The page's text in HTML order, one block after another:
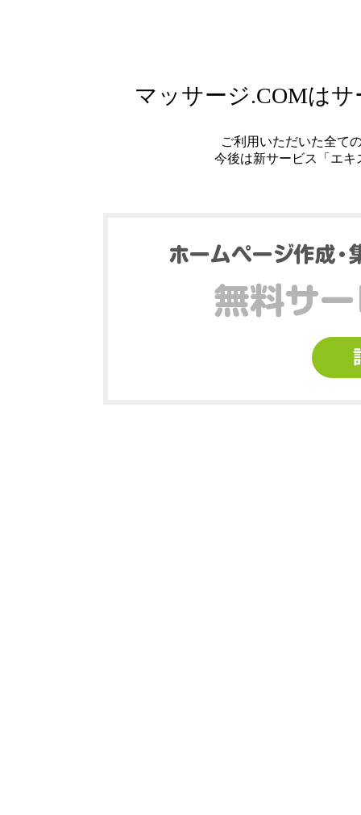
マッサージ.COMは
ご利用いただいた全て
今後は新サービス「エ